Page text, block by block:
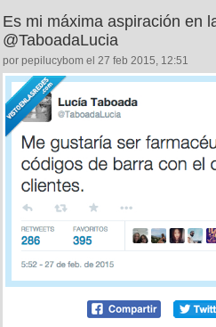
Es mi máxima aspiración en
@TaboadaLucia
por pepilucybom el 27 feb 2015, 12:51